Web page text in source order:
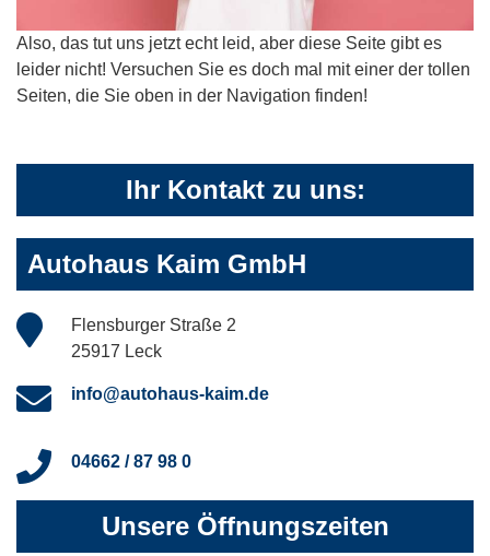
Also, das tut uns jetzt echt leid, aber diese Seite gibt es
leider nicht! Versuchen Sie es doch mal mit einer der tollen
Seiten, die Sie oben in der Navigation finden!
Ihr Kontakt zu uns:
Autohaus Kaim GmbH
Flensburger Straße 2
25917 Leck
info@autohaus-kaim.de
04662 / 87 98 0
Unsere Öffnungszeiten